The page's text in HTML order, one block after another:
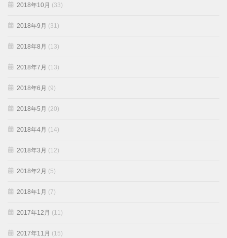
2018年10月 (33)
2018年9月 (31)
2018年8月 (13)
2018年7月 (13)
2018年6月 (9)
2018年5月 (20)
2018年4月 (14)
2018年3月 (12)
2018年2月 (5)
2018年1月 (7)
2017年12月 (11)
2017年11月 (15)